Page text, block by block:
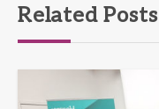
Related Posts